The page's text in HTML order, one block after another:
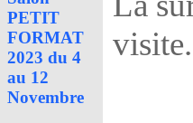
PETIT
FORMAT
2023 du 4
au 12
Novembre